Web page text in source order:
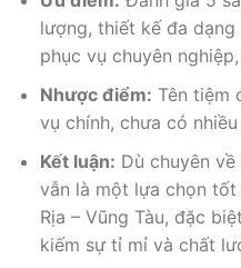
lượng, thiết kế đa
phục vụ chuyên
Nhược điểm: Tên tiệm
vụ chính, chưa có
Kết luận: Dù chuyên
vẫn là một lựa chọn
Rịa – Vũng Tàu, đặc
kiếm sự tỉ mỉ và chất